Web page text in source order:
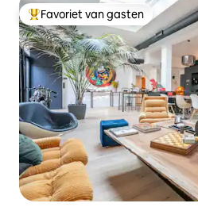
Topfavoriet van gasten
Favoriet van gasten